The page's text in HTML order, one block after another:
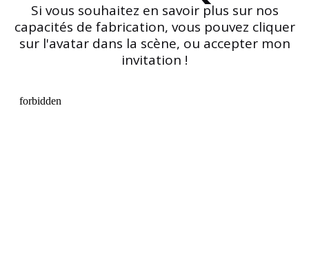
Si vous souhaitez en savoir plus sur nos
capacités de fabrication, vous pouvez cliquer
sur l'avatar dans la scène, ou accepter mon
invitation !